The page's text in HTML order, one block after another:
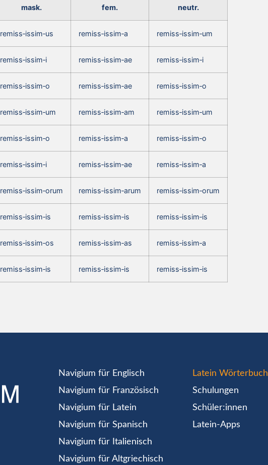
mask. fem. neutr.
remiss‑issim‑us remiss‑issim‑a remiss‑issim‑um
remiss‑issim‑i remiss‑issim‑ae remiss‑issim‑i
remiss‑issim‑o remiss‑issim‑ae remiss‑issim‑o
remiss‑issim‑um remiss‑issim‑am remiss‑issim‑um
remiss‑issim‑o remiss‑issim‑a remiss‑issim‑o
remiss‑issim‑i remiss‑issim‑ae remiss‑issim‑a
remiss‑issim‑orum remiss‑issim‑arum remiss‑issim‑orum
remiss‑issim‑is remiss‑issim‑is remiss‑issim‑is
remiss‑issim‑os remiss‑issim‑as remiss‑issim‑a
remiss‑issim‑is remiss‑issim‑is remiss‑issim‑is
Navigium für Englisch
Navigium für Französisch
Navigium für Latein
Navigium für Spanisch
Navigium für Italienisch
Navigium für Altgriechisch
Latein Wörterbuch
Schulungen
Schüler:innen
Latein-Apps